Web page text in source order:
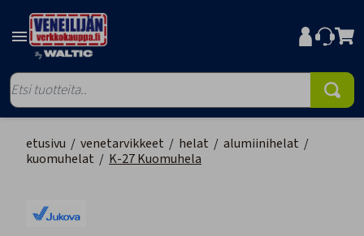
etusivu / venetarvikkeet / helat / alumiinihelat /
kuomuhelat / K-27 Kuomuhela